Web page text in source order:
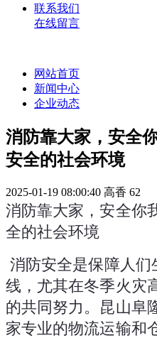
联系我们
在线留言
网站首页
新闻中心
企业动态
消防靠大家，安全
安全的社会环境
2025-01-19 08:00:40 高香 62
消防靠大家，安全你
全的社会环境
消防安全是保障人们生命财产安全的重要防
线，尤其在冬季火灾
的共同努力。昆山阜
家专业的物流运输和